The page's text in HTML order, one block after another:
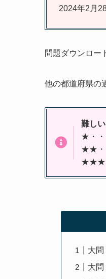
2024年2月
問題ダウンロー
他の都道府県の
難し
★・・
★★・
★★★
大問
大問